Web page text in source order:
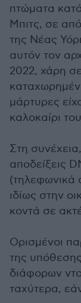
πτώματα
Μπιτς, σε
της Νέας
αυτόν τον
2022, χάρη
μάρτυρες
καλοκαίρι
Στη
αποδείξεις
(τηλεφωνικά
ιδίως στην
κοντά σε
Ορισμένοι
της
διάφορων
ταχύτερα,